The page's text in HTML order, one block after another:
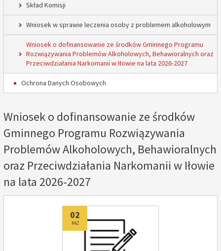
Skład Komisji
Wniosek w sprawie leczenia osoby z problemem alkoholowym
Wniosek o dofinansowanie ze środków Gminnego Programu
Rozwiązywania Problemów Alkoholowych, Behawioralnych oraz
Przeciwdziałania Narkomanii w Iłowie na lata 2026-2027
Ochrona Danych Osobowych
Wniosek o dofinansowanie ze środków
Gminnego Programu Rozwiązywania
Problemów Alkoholowych, Behawioralnych
oraz Przeciwdziałania Narkomanii w Iłowie
na lata 2026-2027
Dodano
02
PAŹ